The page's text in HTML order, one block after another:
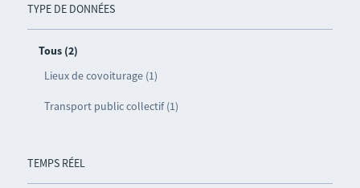
TYPE DE DONNÉES
Tous (2)
Lieux de covoiturage (1)
Transport public collectif (1)
TEMPS RÉEL